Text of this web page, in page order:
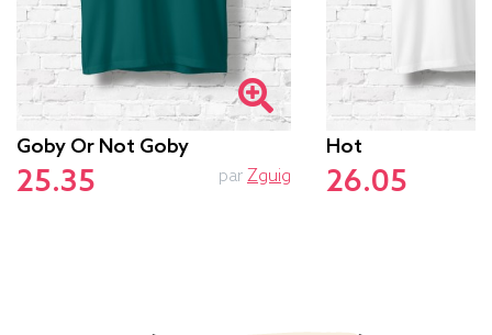
Goby Or Not Goby
25.35 par Zguig
Hot
26.05